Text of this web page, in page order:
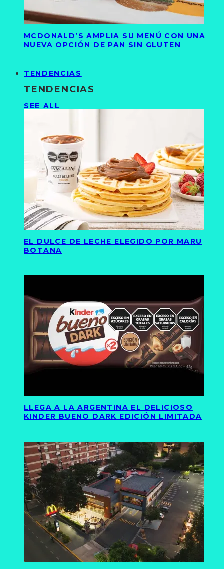
MCDONALD’S AMPLIA SU MENÚ CON UNA
NUEVA OPCIÓN DE PAN SIN GLUTEN
TENDENCIAS
TENDENCIAS
SEE ALL
EL DULCE DE LECHE ELEGIDO POR MARU
BOTANA
LLEGA A LA ARGENTINA EL DELICIOSO
KINDER BUENO DARK EDICIÓN LIMITADA